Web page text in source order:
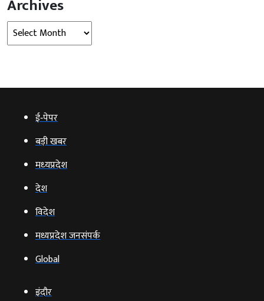
Archives
Archives
ई‑पेपर
बड़ी खबर
मध्‍यप्रदेश
देश
विदेश
मध्यप्रदेश जनसंपर्क
Global
इंदौर